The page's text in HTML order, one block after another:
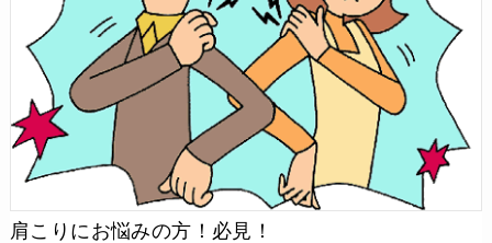
肩こりにお悩みの方！必見！